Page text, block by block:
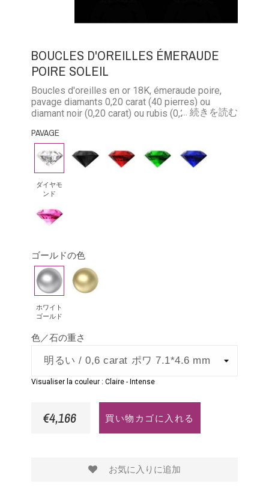
BOUCLES D'OREILLES ÉMERAUDE
POIRE SOLEIL
Boucles d'oreilles en or 18K, émeraude poire,
pavage diamants 0,20 carat (40 pierres) ou
diamant noir (0,20 carat) ou rubis (0,22 carat) ou
... 続きを読む
PAVAGE
ダ
ヤ
モ
ン
ダイヤモ
ンド
ブ
ラ
ア
ン
ル
ビ
エ
メ
ブ
ル
ピ
ン
サ
フ
ァ
イ
ア
ゴールドの色
ホ
ワ
イ
ト
ゴ
ー
ド
ホワイト
ゴールド
イ
エ
ゴ
ー
ド
色／石の重さ
Visualiser la couleur :Claire - Intense
€4,166 買い物カゴに入れる
お気に入りに追加